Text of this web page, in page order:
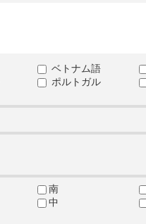
ベトナム語
ポルトガル
南
中